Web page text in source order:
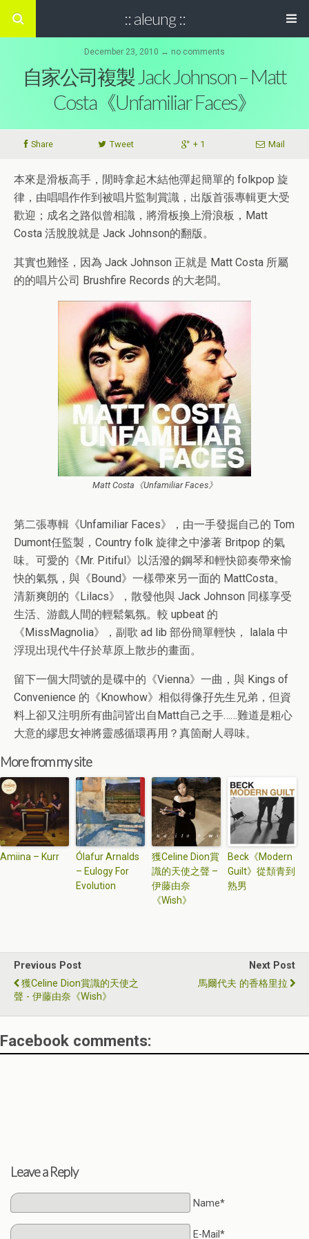
:: aleung ::
December 23, 2010 ↔ no comments
自家公司複製 Jack Johnson – Matt
Costa《Unfamiliar Faces》
Share Tweet + 1 Mail
本來是滑板高手，閒時拿起木結他彈起簡單的 folkpop 旋
律，由唱唱作作到被唱片監制賞識，出版首張專輯更大受
歡迎；成名之路似曾相識，將滑板換上滑浪板，Matt
Costa 活脫脫就是 Jack Johnson的翻版。
其實也難怪，因為 Jack Johnson 正就是 Matt Costa 所屬
的的唱片公司 Brushfire Records 的大老闆。
Matt Costa《Unfamiliar Faces》
第二張專輯《Unfamiliar Faces》，由一手發掘自己的 Tom
Dumont任監製，Country folk 旋律之中滲著 Britpop 的氣
味。可愛的《Mr. Pitiful》以活潑的鋼琴和輕快節奏帶來愉
快的氣氛，與《Bound》一樣帶來另一面的 MattCosta。
清新爽朗的《Lilacs》，散發他與 Jack Johnson 同樣享受
生活、游戲人間的輕鬆氣氛。較 upbeat 的
《MissMagnolia》，副歌 ad lib 部份簡單輕快， lalala 中
浮現出現代牛仔於草原上散步的畫面。
留下一個大問號的是碟中的《Vienna》一曲，與 Kings of
Convenience 的《Knowhow》相似得像孖先生兄弟，但資
料上卻又注明所有曲詞皆出自Matt自己之手……難道是粗心
大意的繆思女神將靈感循環再用？真箇耐人尋味。
More from my site
Amiina – Kurr
Ólafur Arnalds
– Eulogy For
Evolution
獲Celine Dion賞
識的天使之聲 –
伊藤由奈
《Wish》
Beck《Modern
Guilt》從頽青到
熟男
Previous Post
獲Celine Dion賞識的天使之
聲 - 伊藤由奈《Wish》
Next Post
馬爾代夫 的香格里拉
Facebook comments:
Leave a Reply
Name*
E-Mail*